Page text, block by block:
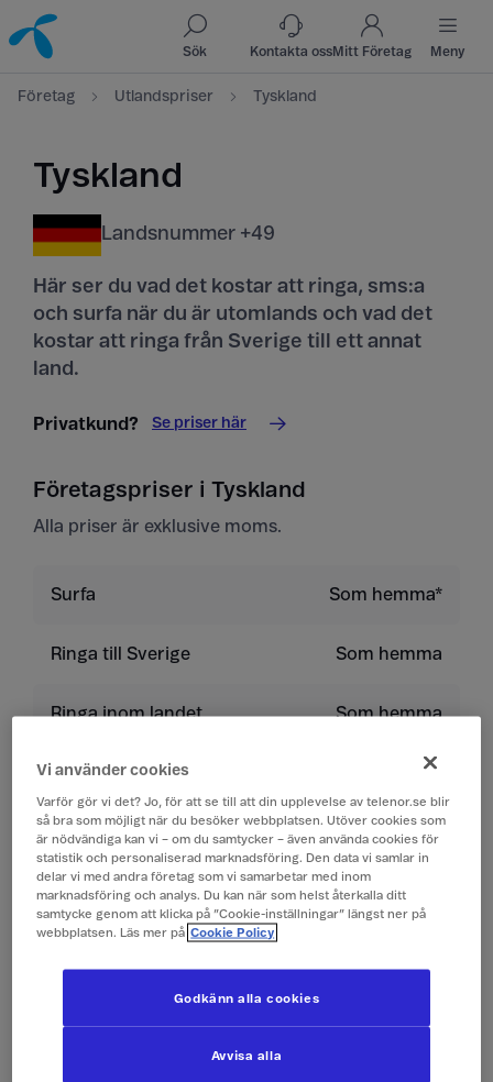
Till innehåll
Till sök
Sök Kontakta ossMitt Företag Meny
Företag Utlandspriser Tyskland
Tyskland
Landsnummer +49
Här ser du vad det kostar att ringa, sms:a
och surfa när du är utomlands och vad det
kostar att ringa från Sverige till ett annat
land.
Privatkund? Se priser här
Företagspriser i Tyskland
Alla priser är exklusive moms.
Surfa Som hemma*
Ringa till Sverige Som hemma
Ringa inom landet Som hemma
Ringa till land utanför
EU/EES
9 kr/min
Ta emot samtal Som hemma
Lyssna på röstbrevlåda Som hemma
Skicka sms Som hemma
Ta emot sms Som hemma
Vi använder cookies
Varför gör vi det? Jo, för att se till att din upplevelse av telenor.se blir
så bra som möjligt när du besöker webbplatsen. Utöver cookies som
är nödvändiga kan vi – om du samtycker – även använda cookies för
statistik och personaliserad marknadsföring. Den data vi samlar in
delar vi med andra företag som vi samarbetar med inom
marknadsföring och analys. Du kan när som helst återkalla ditt
samtycke genom att klicka på ”Cookie-inställningar” längst ner på
webbplatsen. Läs mer på Cookie Policy
Avvisa alla
Godkänn alla cookies